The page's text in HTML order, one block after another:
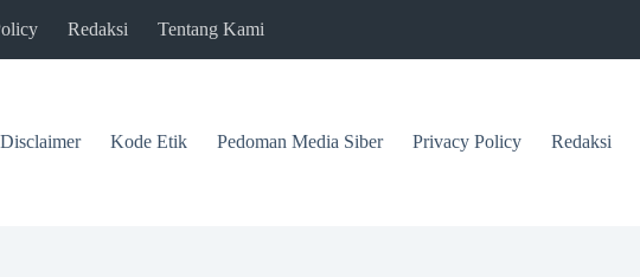
Redaksi Tentang Kami
Disclaimer Kode Etik Pedoman Media Siber Privacy Policy Redaksi